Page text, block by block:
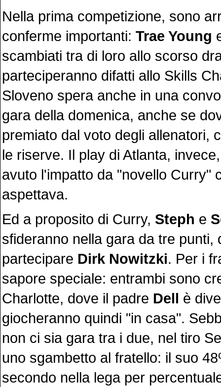
Nella prima competizione, sono
conferme importanti: Trae Young
scambiati tra di loro allo scorso
parteciperanno difatti allo Skills
Sloveno spera anche in una
gara della domenica, anche se
premiato dal voto degli allenatori,
le riserve. Il play di Atlanta,
avuto l'impatto da "novello Curry"
aspettava.
Ed a proposito di Curry, Steph e
sfideranno nella gara da tre punti,
partecipare Dirk Nowitzki. Per i
sapore speciale: entrambi sono
Charlotte, dove il padre Dell è
giocheranno quindi "in casa".
non ci sia gara tra i due, nel tiro
uno sgambetto al fratello: il suo
secondo nella lega per